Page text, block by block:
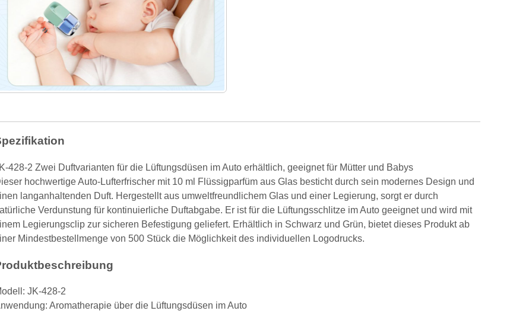
428-2 Zwei Duftvarianten für die Lüftungsdüsen im Auto erhältlich, geeignet für Mütter und Babys
hochwertige Auto-Lufterfrischer mit 10 ml Flüssigparfüm aus Glas besticht durch sein modernes Design und
langanhaltenden Duft. Hergestellt aus umweltfreundlichem Glas und einer Legierung, sorgt er durch
Verdunstung für kontinuierliche Duftabgabe. Er ist für die Lüftungsschlitze im Auto geeignet und wird mit
Legierungsclip zur sicheren Befestigung geliefert. Erhältlich in Schwarz und Grün, bietet dieses Produkt ab
Mindestbestellmenge von 500 Stück die Möglichkeit des individuellen Logodrucks.
JK-428-2
Aromatherapie über die Lüftungsdüsen im Auto